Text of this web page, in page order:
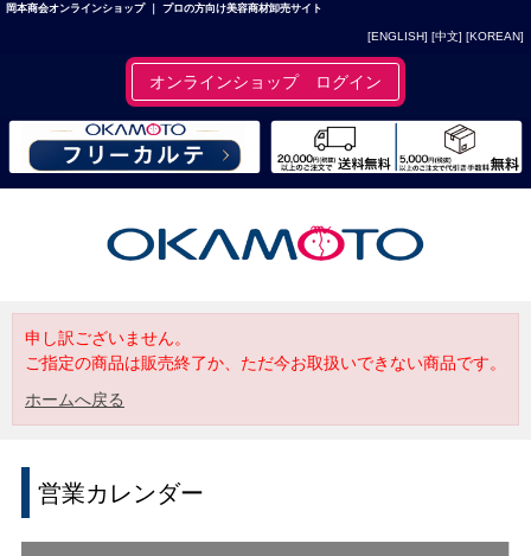
岡本商会オンラインショップ ｜ プロの方向け美容商材卸売サイト
[ENGLISH] [中文] [KOREAN]
オンラインショップ ログイン
申し訳ございません。
ご指定の商品は販売終了か、ただ今お取扱いできない商品です。
ホームへ戻る
営業カレンダー